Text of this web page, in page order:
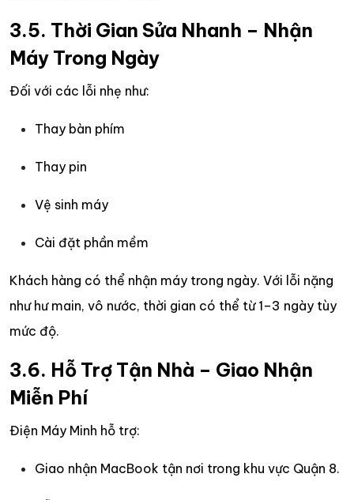
3.5. Thời Gian Sửa Nhanh – Nhận
Máy Trong Ngày
Đối với các lỗi nhẹ như:
Thay bàn phím
Thay pin
Vệ sinh máy
Cài đặt phần mềm
Khách hàng có thể nhận máy trong ngày. Với lỗi nặng
như hư main, vô nước, thời gian có thể từ 1–3 ngày tùy
mức độ.
3.6. Hỗ Trợ Tận Nhà – Giao Nhận
Miễn Phí
Điện Máy Minh hỗ trợ:
Giao nhận MacBook tận nơi trong khu vực Quận 8.